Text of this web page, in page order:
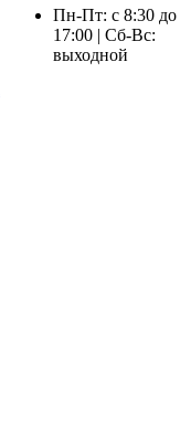
Пн-Пт: с 8:30 до
17:00 | Сб-Вс:
выходной